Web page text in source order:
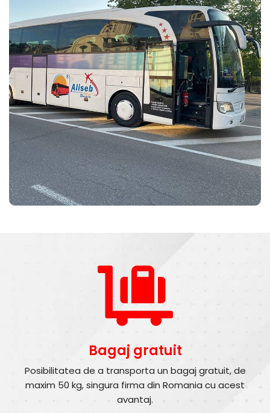
Bagaj gratuit
Posibilitatea de a transporta un bagaj gratuit, de
maxim 50 kg, singura firma din Romania cu acest
avantaj.